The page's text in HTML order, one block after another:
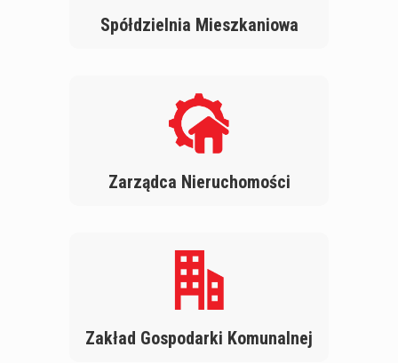
Spółdzielnia Mieszkaniowa
Zarządca Nieruchomości
Zakład Gospodarki Komunalnej